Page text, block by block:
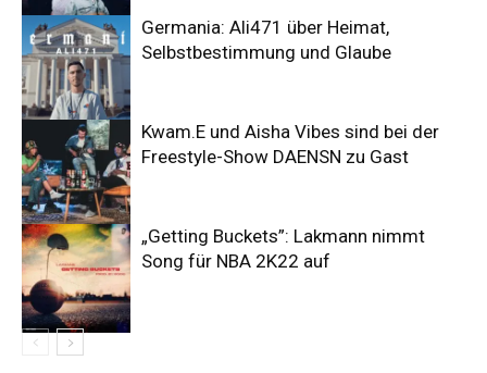
Germania: Ali471 über Heimat,
Selbstbestimmung und Glaube
Kwam.E und Aisha Vibes sind bei der
Freestyle-Show DAENSN zu Gast
„Getting Buckets”: Lakmann nimmt
Song für NBA 2K22 auf